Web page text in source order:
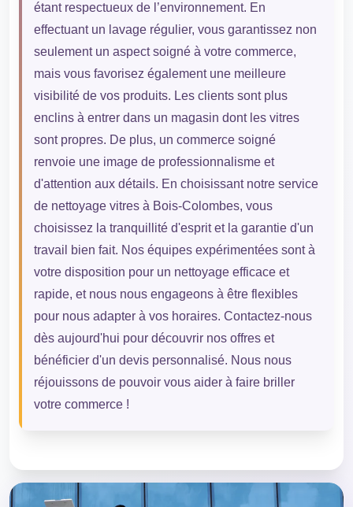
étant respectueux de l’environnement. En
effectuant un lavage régulier, vous garantissez non
seulement un aspect soigné à votre commerce,
mais vous favorisez également une meilleure
visibilité de vos produits. Les clients sont plus
enclins à entrer dans un magasin dont les vitres
sont propres. De plus, un commerce soigné
renvoie une image de professionnalisme et
d'attention aux détails. En choisissant notre service
de nettoyage vitres à Bois-Colombes, vous
choisissez la tranquillité d'esprit et la garantie d'un
travail bien fait. Nos équipes expérimentées sont à
votre disposition pour un nettoyage efficace et
rapide, et nous nous engageons à être flexibles
pour nous adapter à vos horaires. Contactez-nous
dès aujourd'hui pour découvrir nos offres et
bénéficier d'un devis personnalisé. Nous nous
réjouissons de pouvoir vous aider à faire briller
votre commerce !